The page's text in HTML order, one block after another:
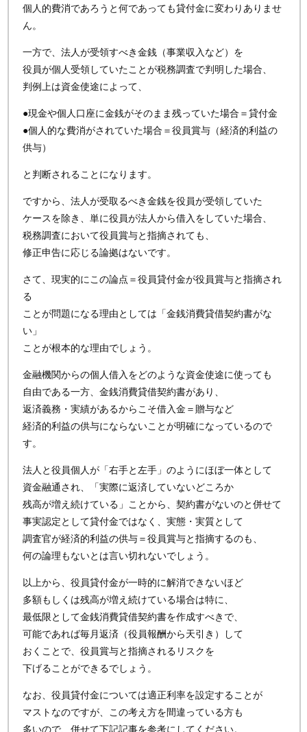
個人的費消であろうと何であっても貸付金に変わりありませ
ん。
一方で、法人が受領すべき金銭（事業収入など）を
役員が個人受領していたことが税務調査で判明した場合、
判例上は資金使途によって、
●現金や個人口座に金銭がそのまま残っていた場合＝貸付金
●個人的な費消がされていた場合＝役員賞与（経済的利益の
供与）
と判断されることになります。
ですから、法人が受取るべき金銭を役員が受領していた
ケースを除き、単に役員が法人から借入をしていた場合、
税務調査において役員賞与と指摘されても、
修正申告に応じる論拠はないです。
さて、現実的にこの論点＝役員貸付金が役員賞与と指摘され
る
ことが問題になる理由としては「金銭消費貸借契約書がな
い」
ことが根本的な理由でしょう。
金融機関からの個人借入をどのような資金使途に使っても
自由である一方、金銭消費貸借契約書があり、
返済義務・実績があるからこそ借入金＝贈与など
経済的利益の供与にならないことが明確になっているので
す。
法人と役員個人が「右手と左手」のようにほぼ一体として
資金融通され、「実際に返済していないどころか
残高が増え続けている」ことから、契約書がないのと併せて
事実認定として貸付金ではなく、実態・実質として
調査官が経済的利益の供与＝役員賞与と指摘するのも、
何の論理もないとは言い切れないでしょう。
以上から、役員貸付金が一時的に解消できないほど
多額もしくは残高が増え続けている場合は特に、
最低限として金銭消費貸借契約書を作成すべきで、
可能であれば毎月返済（役員報酬から天引き）して
おくことで、役員賞与と指摘されるリスクを
下げることができるでしょう。
なお、役員貸付金については適正利率を設定することが
マストなのですが、この考え方を間違っている方も
多いので、併せて下記記事を参考にしてください。